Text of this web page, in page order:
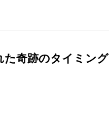
た奇跡のタイミング